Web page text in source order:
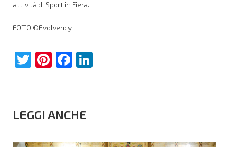
attività di Sport in Fiera.
FOTO ©Evolvency
Twitter
Pinterest
Facebook
LEGGI ANCHE